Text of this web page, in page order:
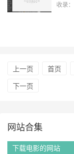
收录：
上一页 首页
下一页
网站合集
下载电影的网站